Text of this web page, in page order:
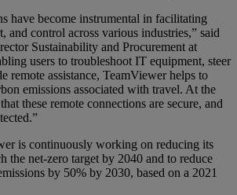
have become instrumental in facilitating
and control across various industries,” said
Sustainability and Procurement at
users to troubleshoot IT equipment, steer
remote assistance, TeamViewer helps to
emissions associated with travel. At the
these remote connections are secure, and
is continuously working on reducing its
the net-zero target by 2040 and to reduce
by 50% by 2030, based on a 2021